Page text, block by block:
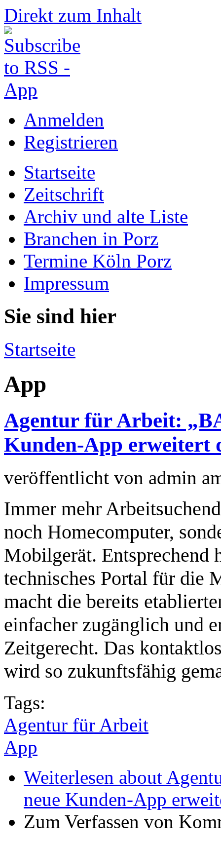
Direkt zum Inhalt
Anmelden
Registrieren
Startseite
Zeitschrift
Archiv und alte Liste
Branchen in Porz
Termine Köln Porz
Impressum
Sie sind hier
Startseite
App
Agentur für Arbeit:
Kunden-App erweitert
veröffentlicht von admin
Immer mehr
noch Homecomputer,
Mobilgerät. Entsprechend
technisches Portal für die
macht die bereits
einfacher zugänglich und
Zeitgerecht. Das
wird so zukunftsfähig
Tags:
Agentur für Arbeit
App
Weiterlesen about
neue Kunden-App
Zum Verfassen von